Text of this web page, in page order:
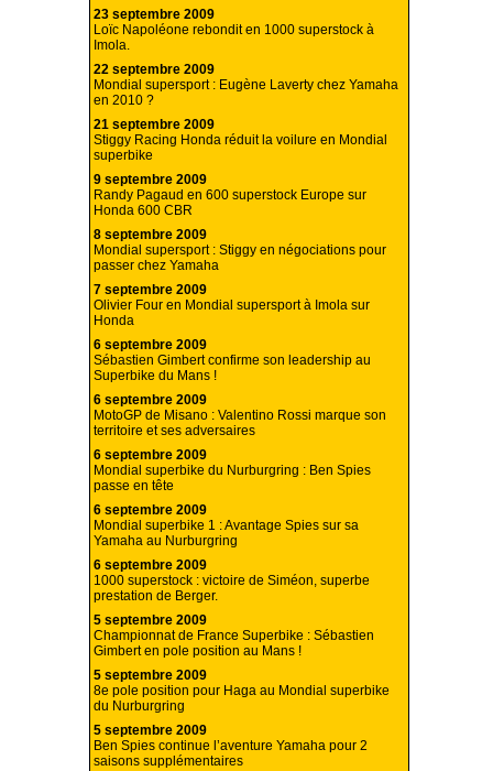
23 septembre 2009
Loïc Napoléone rebondit en 1000 superstock à
Imola.
22 septembre 2009
Mondial supersport : Eugène Laverty chez Yamaha
en 2010 ?
21 septembre 2009
Stiggy Racing Honda réduit la voilure en Mondial
superbike
9 septembre 2009
Randy Pagaud en 600 superstock Europe sur
Honda 600 CBR
8 septembre 2009
Mondial supersport : Stiggy en négociations pour
passer chez Yamaha
7 septembre 2009
Olivier Four en Mondial supersport à Imola sur
Honda
6 septembre 2009
Sébastien Gimbert confirme son leadership au
Superbike du Mans !
6 septembre 2009
MotoGP de Misano : Valentino Rossi marque son
territoire et ses adversaires
6 septembre 2009
Mondial superbike du Nurburgring : Ben Spies
passe en tête
6 septembre 2009
Mondial superbike 1 : Avantage Spies sur sa
Yamaha au Nurburgring
6 septembre 2009
1000 superstock : victoire de Siméon, superbe
prestation de Berger.
5 septembre 2009
Championnat de France Superbike : Sébastien
Gimbert en pole position au Mans !
5 septembre 2009
8e pole position pour Haga au Mondial superbike
du Nurburgring
5 septembre 2009
Ben Spies continue l’aventure Yamaha pour 2
saisons supplémentaires